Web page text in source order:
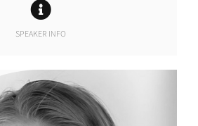
SPEAKER INFO